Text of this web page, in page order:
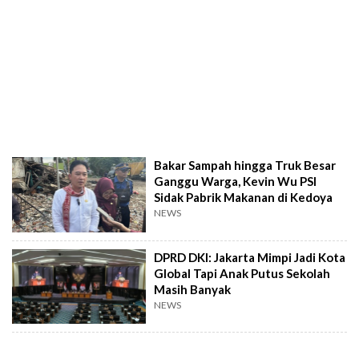
Bakar Sampah hingga Truk Besar
Ganggu Warga, Kevin Wu PSI
Sidak Pabrik Makanan di Kedoya
NEWS
DPRD DKI: Jakarta Mimpi Jadi Kota
Global Tapi Anak Putus Sekolah
Masih Banyak
NEWS